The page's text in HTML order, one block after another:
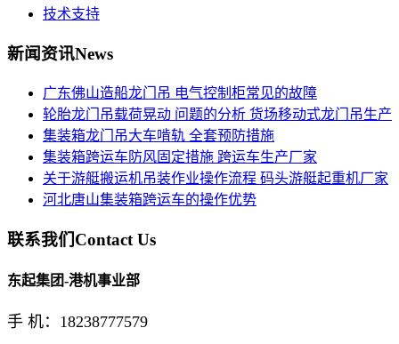
技术支持
新闻资讯News
广东佛山造船龙门吊 电气控制柜常见的故障
轮胎龙门吊载荷晃动 问题的分析 货场移动式龙门吊生产
集装箱龙门吊大车啃轨 全套预防措施
集装箱跨运车防风固定措施 跨运车生产厂家
关于游艇搬运机吊装作业操作流程 码头游艇起重机厂家
河北唐山集装箱跨运车的操作优势
联系我们Contact Us
东起集团-港机事业部
手 机：18238777579